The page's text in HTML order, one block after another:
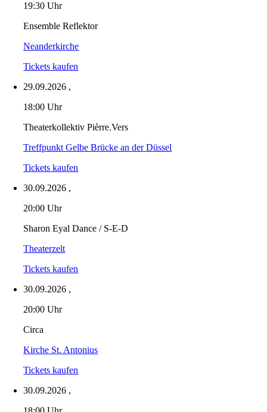
19:30 Uhr
Ensemble Reflektor
Neanderkirche
Tickets kaufen
29.09.2026 ,
18:00 Uhr
Theaterkollektiv Pièrre.Vers
Treffpunkt Gelbe Brücke an der Düssel
Tickets kaufen
30.09.2026 ,
20:00 Uhr
Sharon Eyal Dance / S-E-D
Theaterzelt
Tickets kaufen
30.09.2026 ,
20:00 Uhr
Circa
Kirche St. Antonius
Tickets kaufen
30.09.2026 ,